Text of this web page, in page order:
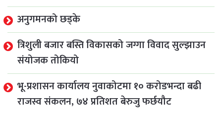
अनुगमनको छड्के
त्रिशुली बजार बस्ति विकासको जग्गा विवाद सुल्झाउन
संयोजक तोकियो
भू-प्रशासन कार्यालय नुवाकोटमा १० करोडभन्दा बढी
राजस्व संकलन, ७४ प्रतिशत बेरुजु फर्छयौट